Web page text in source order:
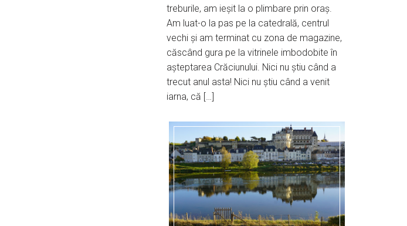
treburile, am ieșit la o plimbare prin oraș.
Am luat-o la pas pe la catedrală, centrul
vechi și am terminat cu zona de magazine,
căscând gura pe la vitrinele imbodobite în
așteptarea Crăciunului. Nici nu știu când a
trecut anul asta! Nici nu știu când a venit
iarna, că […]